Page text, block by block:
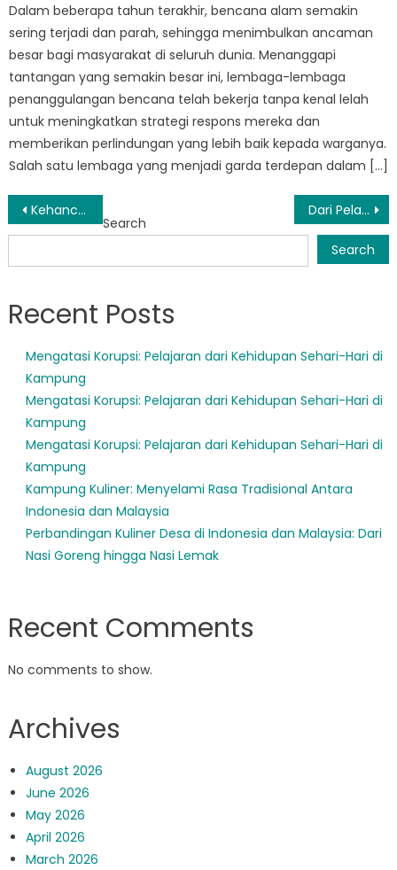
Dalam beberapa tahun terakhir, bencana alam semakin
sering terjadi dan parah, sehingga menimbulkan ancaman
besar bagi masyarakat di seluruh dunia. Menanggapi
tantangan yang semakin besar ini, lembaga-lembaga
penanggulangan bencana telah bekerja tanpa kenal lelah
untuk meningkatkan strategi respons mereka dan
memberikan perlindungan yang lebih baik kepada warganya.
Salah satu lembaga yang menjadi garda terdepan dalam […]
Post
navigation
Kehancuran di Buton: Menilik Dampaknya dan Upaya Pemulihannya Dari Pelatihan hingga Respon: Peran BPBD Lasalimu dalam Penanggulangan Bencana
Search
Search
Recent Posts
Mengatasi Korupsi: Pelajaran dari Kehidupan Sehari-Hari di
Kampung
Mengatasi Korupsi: Pelajaran dari Kehidupan Sehari-Hari di
Kampung
Mengatasi Korupsi: Pelajaran dari Kehidupan Sehari-Hari di
Kampung
Kampung Kuliner: Menyelami Rasa Tradisional Antara
Indonesia dan Malaysia
Perbandingan Kuliner Desa di Indonesia dan Malaysia: Dari
Nasi Goreng hingga Nasi Lemak
Recent Comments
No comments to show.
Archives
August 2026
June 2026
May 2026
April 2026
March 2026